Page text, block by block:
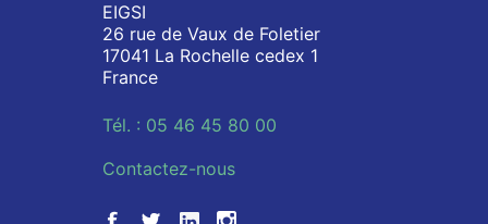
EIGSI
26 rue de Vaux de Foletier
17041 La Rochelle cedex 1
France
Tél. : 05 46 45 80 00
Contactez-nous